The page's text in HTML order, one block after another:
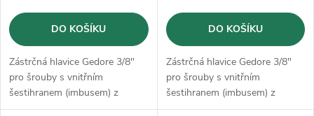
DO KOŠÍKU
Zástrčná hlavice Gedore 3/8"
pro šrouby s vnitřním
šestihranem (imbusem) z
vanadové oceli GEDORE
DO KOŠÍKU
Zástrčná hlavice Gedore 3/8"
pro šrouby s vnitřním
šestihranem (imbusem) z
vanadové oceli GEDORE